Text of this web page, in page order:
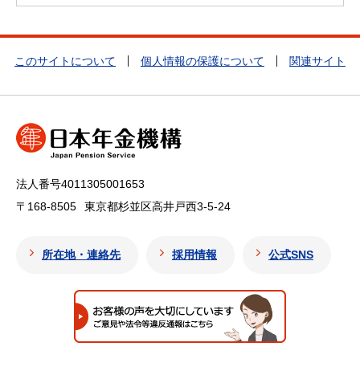
このサイトについて 個人情報の保護について 関連サイト
法人番号4011305001653
〒168-8505
東京都杉並区高井戸西3-5-24
所在地・連絡先 採用情報 公式SNS